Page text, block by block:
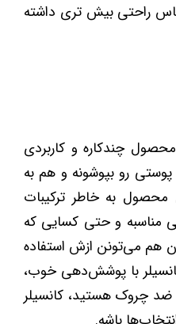
راحتی بیش تری داشته
چندکاره و کاربردی
رو بپوشونه و هم به
به خاطر ترکیبات
مناسبه و حتی کسایی که
می‌تونن ازش استفاده
کانسیلر با پوشش‌دهی خوب،
ضد چروک هستید، کانسیلر